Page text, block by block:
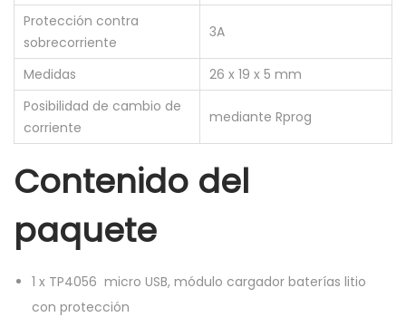
i
ó
n
M
i
c
r
o
U
B
T
Protección contra
sobrecorriente
3A
Medidas
26 x 19 x 5 mm
Posibilidad de cambio de
corriente
mediante Rprog
Contenido del
paquete
1 x TP4056 micro USB, módulo cargador baterías litio
con protección